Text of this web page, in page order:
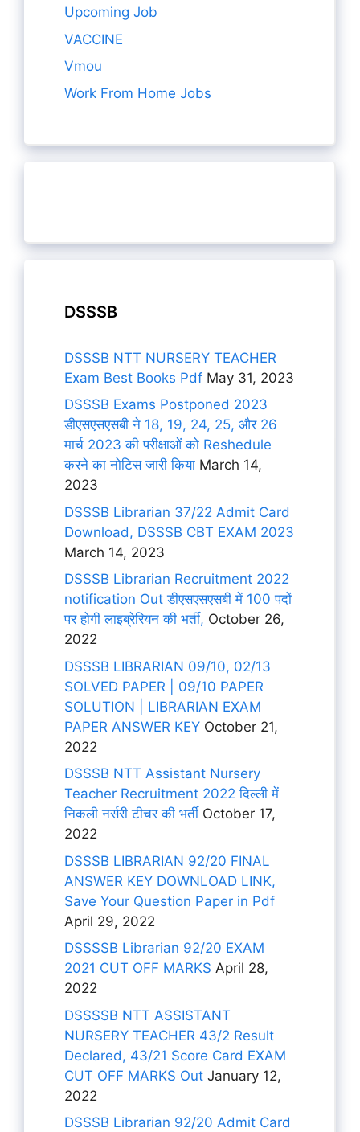
Upcoming Job
VACCINE
Vmou
Work From Home Jobs
DSSSB
DSSSB NTT NURSERY TEACHER
Exam Best Books Pdf May 31, 2023
DSSSB Exams Postponed 2023
डीएसएसएसबी ने 18, 19, 24, 25, और 26
मार्च 2023 की परीक्षाओं को Reshedule
करने का नोटिस जारी किया March 14,
2023
DSSSB Librarian 37/22 Admit Card
Download, DSSSB CBT EXAM 2023
March 14, 2023
DSSSB Librarian Recruitment 2022
notification Out डीएसएसएसबी में 100 पदों
पर होगी लाइब्रेरियन की भर्ती, October 26,
2022
DSSSB LIBRARIAN 09/10, 02/13
SOLVED PAPER | 09/10 PAPER
SOLUTION | LIBRARIAN EXAM
PAPER ANSWER KEY October 21,
2022
DSSSB NTT Assistant Nursery
Teacher Recruitment 2022 दिल्ली में
निकली नर्सरी टीचर की भर्ती October 17,
2022
DSSSB LIBRARIAN 92/20 FINAL
ANSWER KEY DOWNLOAD LINK,
Save Your Question Paper in Pdf
April 29, 2022
DSSSSB Librarian 92/20 EXAM
2021 CUT OFF MARKS April 28,
2022
DSSSSB NTT ASSISTANT
NURSERY TEACHER 43/2 Result
Declared, 43/21 Score Card EXAM
CUT OFF MARKS Out January 12,
2022
DSSSB Librarian 92/20 Admit Card